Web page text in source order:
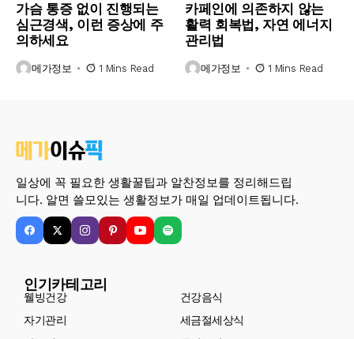
가슴 통증 없이 진행되는
심근경색, 이런 증상에 주
의하세요
메가정보 1 Mins Read
카페인에 의존하지 않는
활력 회복법, 자연 에너지
관리법
메가정보 1 Mins Read
일상에 꼭 필요한 생활꿀팁과 알찬정보를 정리해드립
니다. 알면 쓸모있는 생활정보가 매일 업데이트됩니다.
인기카테고리
웰빙건강
건강음식
자기관리
세금절세상식